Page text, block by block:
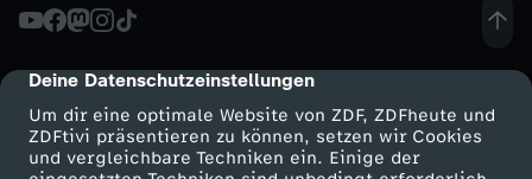
cmp-dialog-description
Deine Datenschutzeinstellungen
Um dir eine optimale Website von ZDF, ZDFheute und
ZDFtivi präsentieren zu können, setzen wir Cookies
und vergleichbare Techniken ein. Einige der
t
e
b